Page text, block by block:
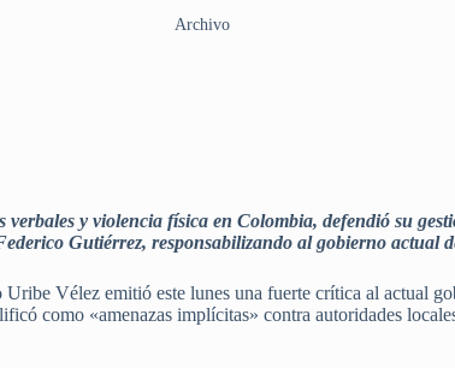
Archivo
y violencia física en Colombia, defendió su
Gutiérrez, responsabilizando al gobierno actual
Vélez emitió este lunes una fuerte crítica al actual
como «amenazas implícitas» contra autoridades